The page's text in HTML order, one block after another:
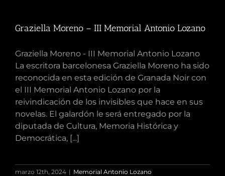
Graziella Moreno – III Memorial Antonio Lozano
Graziella Moreno - III Memorial Antonio Lozano
La escritora barcelonesa Graziella Moreno ha sido
reconocida en esta edición de Granada Noir con
el III Memorial Antonio Lozano por la
reivindicación de los invisibles que hace en sus
novelas. El galardón le será entregado por la
diputada de Cultura, Memoria Histórica y
Democrática, [...]
marzo 12th, 2024 | Memorial Antonio Lozano